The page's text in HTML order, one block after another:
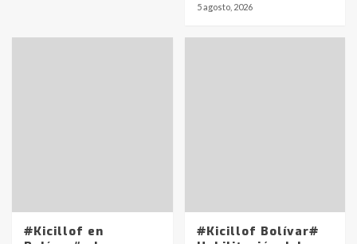
5 agosto, 2026
#Kicillof en
#Kicillof Bolívar#